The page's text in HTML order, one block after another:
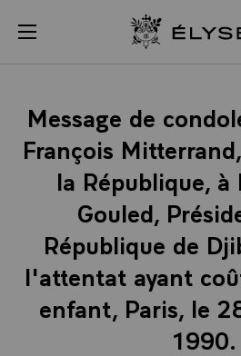
menu
Message de
François
la République, à
Gouled,
République de
l'attentat ayant
enfant, Paris, le
1990.
Panneau de gestion des cookies